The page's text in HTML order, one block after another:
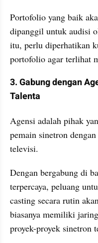
Portofolio yang baik
dipanggil untuk audisi
itu, perlu diperhatikan
portofolio agar terlihat
3. Gabung dengan
Talenta
Agensi adalah pihak
pemain sinetron
televisi.
Dengan bergabung di
terpercaya, peluang
casting secara rutin
biasanya memiliki
proyek-proyek sinetron